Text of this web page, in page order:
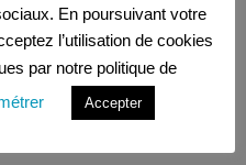
En poursuivant votre
l’utilisation de cookies
par notre politique de
Accepter